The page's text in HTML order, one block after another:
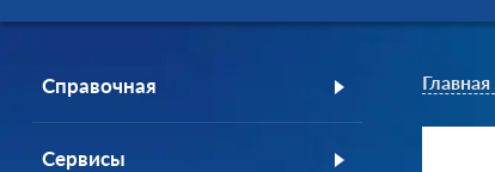
Справочная
Сервисы
Главная